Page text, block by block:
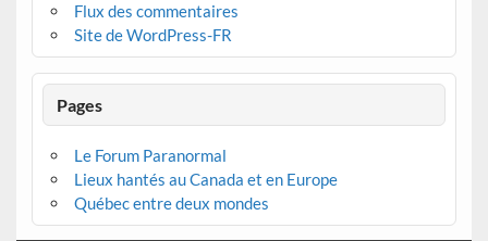
Flux des commentaires
Site de WordPress-FR
Pages
Le Forum Paranormal
Lieux hantés au Canada et en Europe
Québec entre deux mondes